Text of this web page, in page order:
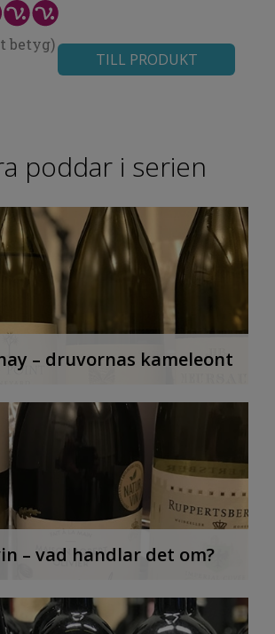
betyg)
TILL PRODUKT
poddar i serien
– druvornas kameleont
– vad handlar det om?